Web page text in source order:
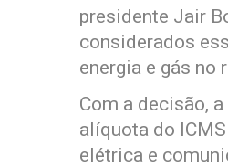
presidente Jair
considerados
energia e gás no
Com a decisão,
alíquota do
elétrica e